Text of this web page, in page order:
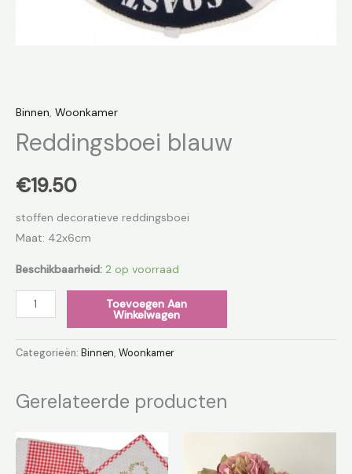
Binnen, Woonkamer
Reddingsboei blauw
€19.50
stoffen decoratieve reddingsboei
Maat: 42x6cm
Beschikbaarheid: 2 op voorraad
Toevoegen Aan
Winkelwagen
Categorieën: Binnen, Woonkamer
Gerelateerde producten